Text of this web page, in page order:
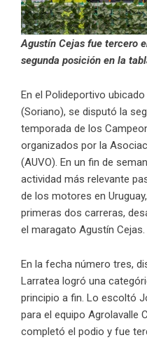
Agustín Cejas fue tercero
segunda posición en la
En el Polideportivo
(Soriano), se disputó la
temporada de los
organizados por la
(AUVO). En un fin de
actividad más relevante
de los motores en
primeras dos carreras,
el maragato Agustín Cejas.
En la fecha número tres,
Larratea logró una
principio a fin. Lo escoltó
para el equipo Agrolavalle
completó el podio y fue